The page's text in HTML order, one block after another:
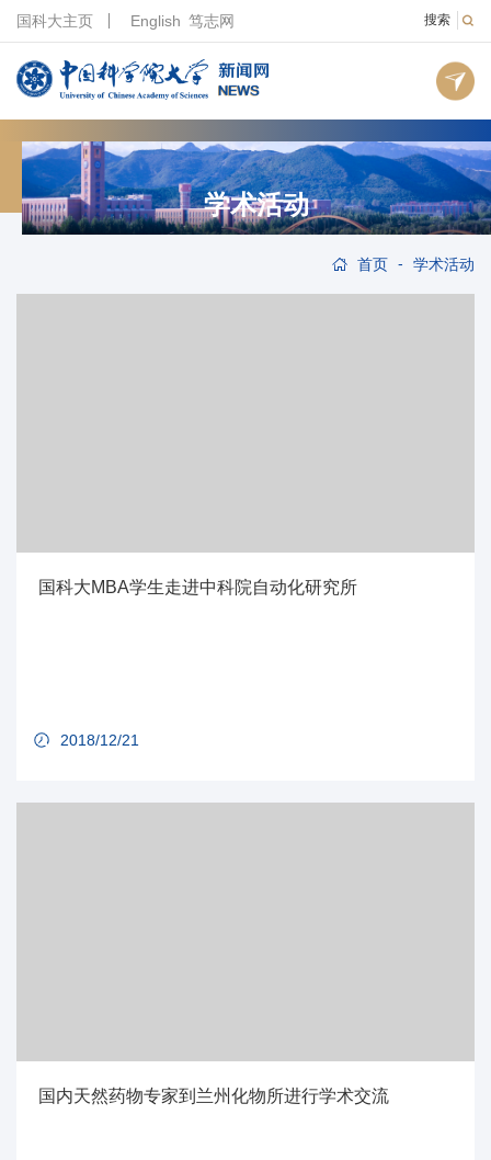
搜索
国科大主页 English 笃志网
学术活动
首页 - 学术活动
国科大MBA学生走进中科院自动化研究所
2018/12/21
国内天然药物专家到兰州化物所进行学术交流